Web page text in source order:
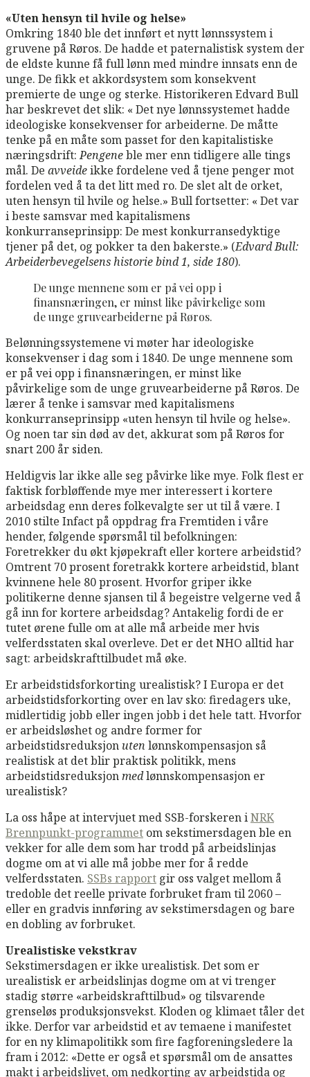
«Uten hensyn til hvile og helse»
Omkring 1840 ble det innført et nytt lønnssystem i
gruvene på Røros. De hadde et paternalistisk system der
de eldste kunne få full lønn med mindre innsats enn de
unge. De fikk et akkordsystem som konsekvent
premierte de unge og sterke. Historikeren Edvard Bull
har beskrevet det slik: « Det nye lønnssystemet hadde
ideologiske konsekvenser for arbeiderne. De måtte
tenke på en måte som passet for den kapitalistiske
næringsdrift:Pengeneble mer enn tidligere alle tings
mål. De avveideikke fordelene ved å tjene penger mot
fordelen ved å ta det litt med ro. De slet alt de orket,
uten hensyn til hvile og helse.» Bull fortsetter: « Det var
i beste samsvar med kapitalismens
konkurranseprinsipp: De mest konkurransedyktige
tjener på det, og pokker ta den bakerste.» (Edvard Bull:
Arbeiderbevegelsens historie bind 1, side 180).
De unge mennene som er på vei opp i
finansnæringen, er minst like påvirkelige som
de unge gruvearbeiderne på Røros.
Belønningssystemene vi møter har ideologiske
konsekvenser i dag som i 1840. De unge mennene som
er på vei opp i finansnæringen, er minst like
påvirkelige som de unge gruvearbeiderne på Røros. De
lærer å tenke i samsvar med kapitalismens
konkurranseprinsipp «uten hensyn til hvile og helse».
Og noen tar sin død av det, akkurat som på Røros for
snart 200 år siden.
Heldigvis lar ikke alle seg påvirke like mye. Folk flest er
faktisk forbløffende mye mer interessert i kortere
arbeidsdag enn deres folkevalgte ser ut til å være. I
2010 stilte Infact på oppdrag fra Fremtiden i våre
hender, følgende spørsmål til befolkningen:
Foretrekker du økt kjøpekraft eller kortere arbeidstid?
Omtrent 70 prosent foretrakk kortere arbeidstid, blant
kvinnene hele 80 prosent. Hvorfor griper ikke
politikerne denne sjansen til å begeistre velgerne ved å
gå inn for kortere arbeidsdag? Antakelig fordi de er
tutet ørene fulle om at alle må arbeide mer hvis
velferdsstaten skal overleve. Det er det NHO alltid har
sagt: arbeidskrafttilbudet må øke.
Er arbeidstidsforkorting urealistisk? I Europa er det
arbeidstidsforkorting over en lav sko: firedagers uke,
midlertidig jobb eller ingen jobb i det hele tatt. Hvorfor
er arbeidsløshet og andre former for
arbeidstidsreduksjon uten lønnskompensasjon så
realistisk at det blir praktisk politikk, mens
arbeidstidsreduksjonmedlønnskompensasjon er
urealistisk?
La oss håpe at intervjuet med SSB-forskeren iNRK
Brennpunkt-programmet om sekstimersdagen ble en
vekker for alle dem som har trodd på arbeidslinjas
dogme om at vi alle må jobbe mer for å redde
velferdsstaten. SSBs rapport gir oss valget mellom å
tredoble det reelle private forbruket fram til 2060 –
eller en gradvis innføring av sekstimersdagen og bare
en dobling av forbruket.
Urealistiske vekstkrav
Sekstimersdagen er ikke urealistisk. Det som er
urealistisk er arbeidslinjas dogme om at vi trenger
stadig større «arbeidskrafttilbud» og tilsvarende
grenseløs produksjonsvekst. Kloden og klimaet tåler det
ikke. Derfor var arbeidstid et av temaene i manifestet
for en ny klimapolitikk som fire fagforeningsledere la
fram i 2012: «Dette er også et spørsmål om de ansattes
makt i arbeidslivet, om nedkorting av arbeidstida og